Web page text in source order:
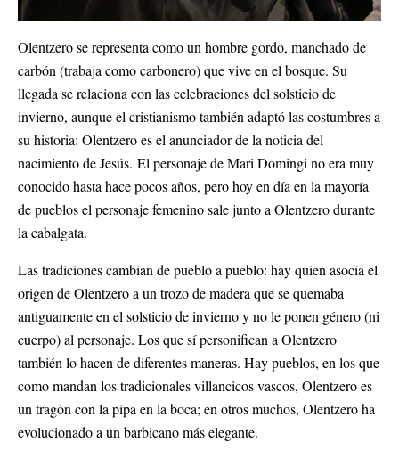
Olentzero se representa como un hombre gordo, manchado de
carbón (trabaja como carbonero) que vive en el bosque. Su
llegada se relaciona con las celebraciones del solsticio de
invierno, aunque el cristianismo también adaptó las costumbres a
su historia: Olentzero es el anunciador de la noticia del
nacimiento de Jesús. El personaje de Mari Domingi no era muy
conocido hasta hace pocos años, pero hoy en día en la mayoría
de pueblos el personaje femenino sale junto a Olentzero durante
la cabalgata.
Las tradiciones cambian de pueblo a pueblo: hay quien asocia el
origen de Olentzero a un trozo de madera que se quemaba
antiguamente en el solsticio de invierno y no le ponen género (ni
cuerpo) al personaje. Los que sí personifican a Olentzero
también lo hacen de diferentes maneras. Hay pueblos, en los que
como mandan los tradicionales villancicos vascos, Olentzero es
un tragón con la pipa en la boca; en otros muchos, Olentzero ha
evolucionado a un barbicano más elegante.